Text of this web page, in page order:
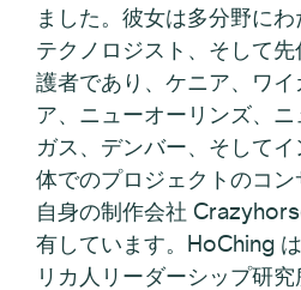
ました。彼女は多分野にわ
テクノロジスト、そして
護者であり、ケニア、ワ
ア、ニューオーリンズ、
ガス、デンバー、そして
体でのプロジェクトのコン
自身の制作会社
有しています。HoChing
リカ人リーダーシップ研